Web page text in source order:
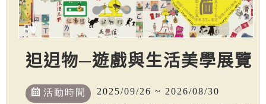
𨑨迌物─遊戲與生活美學展覽
活動時間 2025/09/26 ~ 2026/08/30